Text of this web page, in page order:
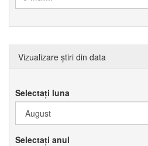
Vizualizare știri din data
Selectați luna
Selectați anul